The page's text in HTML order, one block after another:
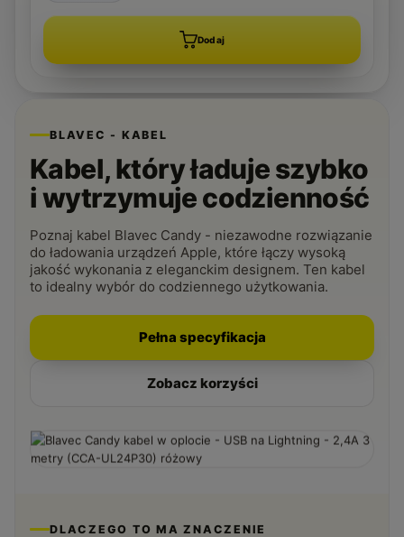
Dodaj
BLAVEC - KABEL
Kabel, który ładuje szybko
i wytrzymuje codzienność
Poznaj kabel Blavec Candy - niezawodne rozwiązanie
do ładowania urządzeń Apple, które łączy wysoką
jakość wykonania z eleganckim designem. Ten kabel
to idealny wybór do codziennego użytkowania.
Pełna specyfikacja
Zobacz korzyści
DLACZEGO TO MA ZNACZENIE